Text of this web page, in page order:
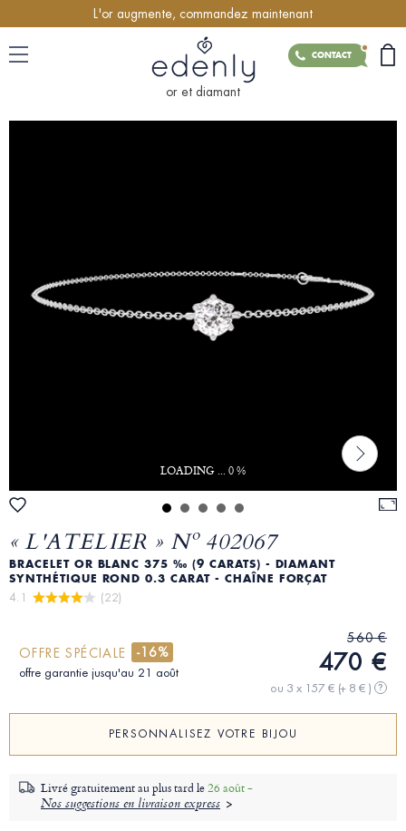
L'or augmente, commandez maintenant
CONTACT
or et diamant
LOADING ... 0 %
« L'ATELIER » Nº 402067
BRACELET OR BLANC 375 ‰ (9 CARATS) - DIAMANT
SYNTHÉTIQUE ROND 0.3 CARAT - CHAÎNE FORÇAT
4.1 (22)
OFFRE SPÉCIALE -16%
offre garantie jusqu'au 21 août
560 €
470 €
ou 3 x 157 € (+ 8 € ) ?
PERSONNALISEZ VOTRE BIJOU
Livré gratuitement au plus tard le26 août -
Nos suggestions en livraison express